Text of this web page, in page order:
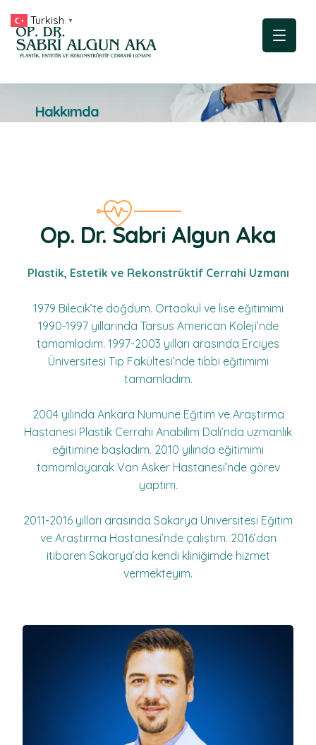
Hakkımda
Op. Dr. Sabri Algun Aka
Plastik, Estetik ve Rekonstrüktif Cerrahi Uzmanı
1979 Bilecik’te doğdum. Ortaokul ve lise eğitimimi
1990-1997 yıllarında Tarsus American Koleji’nde
tamamladım. 1997-2003 yılları arasında Erciyes
Üniversitesi Tıp Fakültesi’nde tıbbi eğitimimi
tamamladım.
2004 yılında Ankara Numune Eğitim ve Araştırma
Hastanesi Plastik Cerrahi Anabilim Dalı’nda uzmanlık
eğitimine başladım. 2010 yılında eğitimimi
tamamlayarak Van Asker Hastanesi’nde görev
yaptım.
2011-2016 yılları arasında Sakarya Üniversitesi Eğitim
ve Araştırma Hastanesi’nde çalıştım. 2016’dan
itibaren Sakarya’da kendi kliniğimde hizmet
vermekteyim.
Turkish ▼